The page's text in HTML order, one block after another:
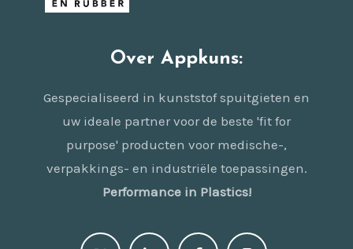
Over Appkuns:
Gespecialiseerd in kunststof spuitgieten en
uw ideale partner voor de beste 'fit for
purpose' producten voor medische-,
verpakkings- en industriële toepassingen.
Performance in Plastics!